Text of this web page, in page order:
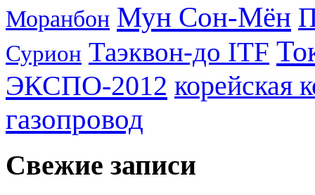
Моранбон Мун Сон-Мён
Сурион Таэквон-до ITF
ЭКСПО-2012 корейская
газопровод
Свежие записи